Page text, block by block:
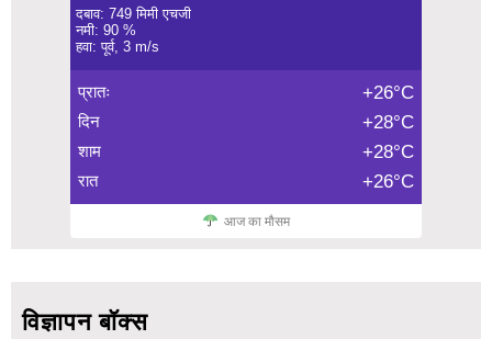
दबाव: 749 मिमी एचजी
नमी: 90 %
हवा: पूर्व, 3 m/s
प्रातः +26°C
दिन +28°C
शाम +28°C
रात +26°C
आज का मौसम
विज्ञापन बॉक्स